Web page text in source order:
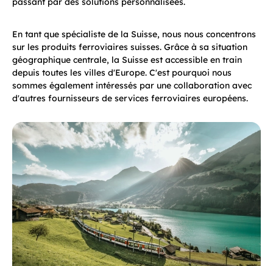
En tant que spécialiste de la Suisse, nous nous concentrons
sur les produits ferroviaires suisses. Grâce à sa situation
géographique centrale, la Suisse est accessible en train
depuis toutes les villes d'Europe. C'est pourquoi nous
sommes également intéressés par une collaboration avec
d'autres fournisseurs de services ferroviaires européens.